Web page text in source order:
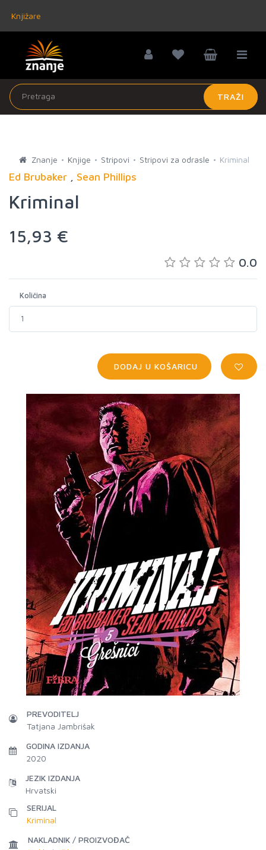
Knjižare
TRAŽI
Znanje Knjige Stripovi Stripovi za odrasle Kriminal
Ed Brubaker Sean Phillips
Kriminal
15,93 €
0.0
Količina
DODAJ U KOŠARICU
PREVODITELJ
Tatjana Jambrišak
GODINA IZDANJA
2020
JEZIK IZDANJA
Hrvatski
SERIJAL
Kriminal
NAKLADNIK / PROIZVOĐAČ